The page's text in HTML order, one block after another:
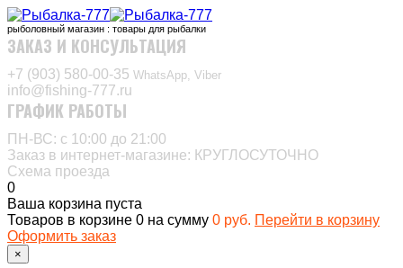
рыболовный магазин : товары для рыбалки
ЗАКАЗ И КОНСУЛЬТАЦИЯ
+7 (903) 580-00-35‬ WhatsApp, Viber
info@fishing-777.ru
ГРАФИК РАБОТЫ
ПН-ВС: с 10:00 до 21:00
Заказ в интернет-магазине: КРУГЛОСУТОЧНО
Схема проезда
0
Ваша корзина пуста
Товаров в корзине 0 на сумму 0 руб. Перейти в корзину
Оформить заказ
×